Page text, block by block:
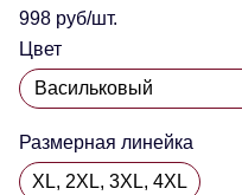
998 руб/шт.
Цвет
Размерная линейка
XL, 2XL, 3XL, 4XL